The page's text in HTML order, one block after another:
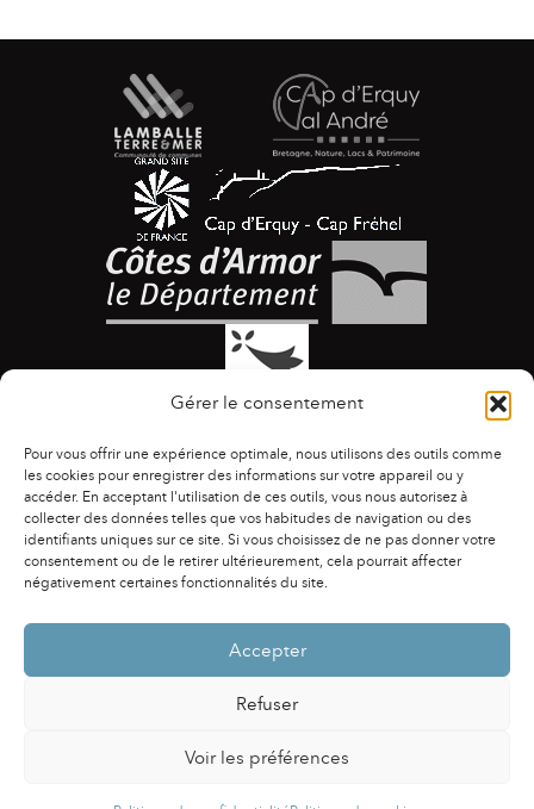
Gérer le consentement
Pour vous offrir une expérience optimale, nous utilisons des outils comme
les cookies pour enregistrer des informations sur votre appareil ou y
accéder. En acceptant l'utilisation de ces outils, vous nous autorisez à
collecter des données telles que vos habitudes de navigation ou des
identifiants uniques sur ce site. Si vous choisissez de ne pas donner votre
consentement ou de le retirer ultérieurement, cela pourrait affecter
négativement certaines fonctionnalités du site.
Accepter
Refuser
Voir les préférences
ACCESSIBILITÉ | AGENDA | ASSOCIATIONS
|
CONTACTS
PUBLICATIONS | ESPACE PRESSE